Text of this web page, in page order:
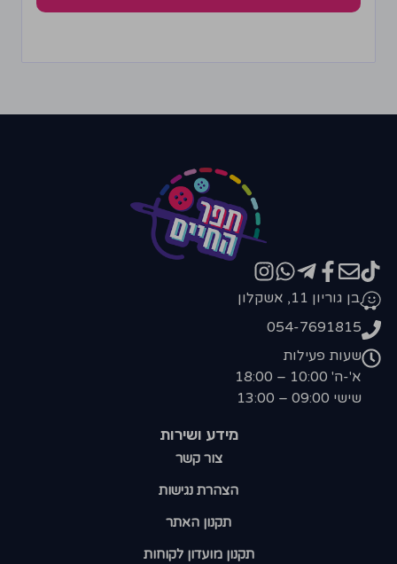
מידע ושירות
צור קשר
הצהרת נגישות
תקנון האתר
תקנון מועדון לקוחות
בן גוריון 11, אשקלון
054-7691815
שעות פעילות
א'-ה' 10:00 – 18:00
שישי 09:00 – 13:00